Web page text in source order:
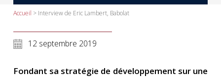
Accueil > Interview de Eric Lambert, Babolat
12 septembre 2019
Fondant sa stratégie de développement sur une